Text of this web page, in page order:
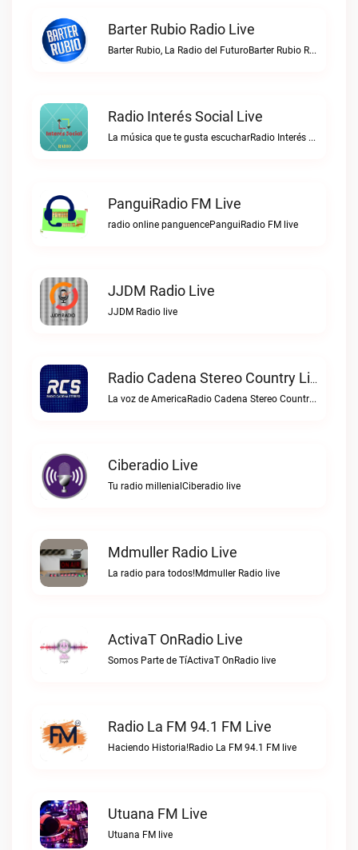
Barter Rubio Radio Live
Barter Rubio, La Radio del FuturoBarter Rubio Radio live
Radio Interés Social Live
La música que te gusta escucharRadio Interés Social live
PanguiRadio FM Live
radio online panguencePanguiRadio FM live
JJDM Radio Live
JJDM Radio live
Radio Cadena Stereo Country Live
La voz de AmericaRadio Cadena Stereo Country live
Ciberadio Live
Tu radio millenialCiberadio live
Mdmuller Radio Live
La radio para todos!Mdmuller Radio live
ActivaT OnRadio Live
Somos Parte de TíActivaT OnRadio live
Radio La FM 94.1 FM Live
Haciendo Historia!Radio La FM 94.1 FM live
Utuana FM Live
Utuana FM live